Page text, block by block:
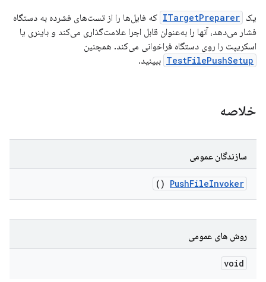
یک ITargetPreparer که فایل‌ها را از تست‌های فشرده به دستگاه
فشار می‌دهد، آنها را به‌عنوان قابل اجرا علامت‌گذاری می‌کند و باینری یا
اسکریپت را روی دستگاه فراخوانی می‌کند. همچنین
TestFilePushSetup ببینید.
خلاصه
سازندگان عمومی
PushFileInvoker
()
روش های عمومی
void